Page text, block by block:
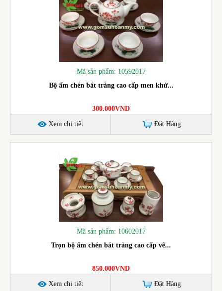
Mã sản phẩm: 10592017
Bộ ấm chén bát tràng cao cấp men khử...
300.000VND
Xem chi tiết Đặt Hàng
Mã sản phẩm: 10602017
Trọn bộ ấm chén bát tràng cao cấp vẽ...
850.000VND
Xem chi tiết Đặt Hàng